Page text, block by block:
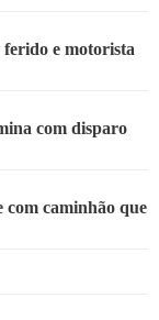
ferido e motorista
com disparo
com caminhão que